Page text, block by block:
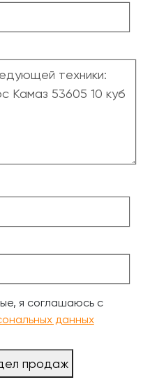
я соглашаюсь с
данных
продаж